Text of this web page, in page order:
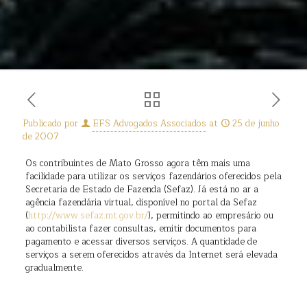
Publicado por EFS Advogados Associados at
25 de junho
de 2007
Os contribuintes de Mato Grosso agora têm mais uma
facilidade para utilizar os serviços fazendários oferecidos pela
Secretaria de Estado de Fazenda (Sefaz). Já está no ar a
agência fazendária virtual, disponível no portal da Sefaz
(http://www.sefaz.mt.gov.br/), permitindo ao empresário ou
ao contabilista fazer consultas, emitir documentos para
pagamento e acessar diversos serviços. A quantidade de
serviços a serem oferecidos através da Internet será elevada
gradualmente.